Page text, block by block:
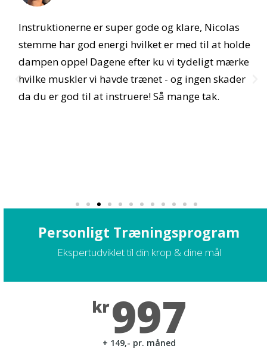
Instruktionerne er super gode og klare, Nicolas
stemme har god energi hvilket er med til at holde
dampen oppe! Dagene efter ku vi tydeligt mærke
hvilke muskler vi havde trænet - og ingen skader
da du er god til at instruere! Så mange tak.
Personligt Træningsprogram
Ekspertudviklet til din krop & dine mål
kr997
+ 149,- pr. måned